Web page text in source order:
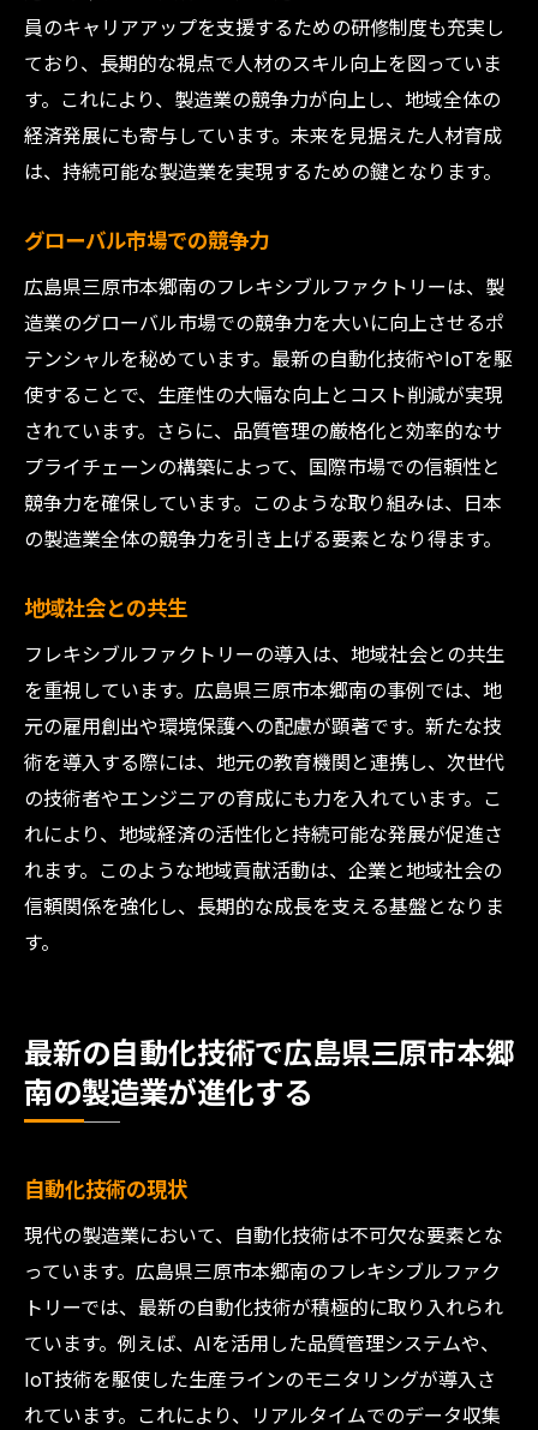
員のキャリアアップを支援するための研修制度も充実し
ており、長期的な視点で人材のスキル向上を図っていま
す。これにより、製造業の競争力が向上し、地域全体の
経済発展にも寄与しています。未来を見据えた人材育成
は、持続可能な製造業を実現するための鍵となります。
グローバル市場での競争力
広島県三原市本郷南のフレキシブルファクトリーは、製
造業のグローバル市場での競争力を大いに向上させるポ
テンシャルを秘めています。最新の自動化技術やIoTを駆
使することで、生産性の大幅な向上とコスト削減が実現
されています。さらに、品質管理の厳格化と効率的なサ
プライチェーンの構築によって、国際市場での信頼性と
競争力を確保しています。このような取り組みは、日本
の製造業全体の競争力を引き上げる要素となり得ます。
地域社会との共生
フレキシブルファクトリーの導入は、地域社会との共生
を重視しています。広島県三原市本郷南の事例では、地
元の雇用創出や環境保護への配慮が顕著です。新たな技
術を導入する際には、地元の教育機関と連携し、次世代
の技術者やエンジニアの育成にも力を入れています。こ
れにより、地域経済の活性化と持続可能な発展が促進さ
れます。このような地域貢献活動は、企業と地域社会の
信頼関係を強化し、長期的な成長を支える基盤となりま
す。
最新の自動化技術で広島県三原市本郷
南の製造業が進化する
自動化技術の現状
現代の製造業において、自動化技術は不可欠な要素とな
っています。広島県三原市本郷南のフレキシブルファク
トリーでは、最新の自動化技術が積極的に取り入れられ
ています。例えば、AIを活用した品質管理システムや、
IoT技術を駆使した生産ラインのモニタリングが導入さ
れています。これにより、リアルタイムでのデータ収集